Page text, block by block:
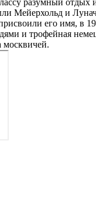
разумный
Мейерхольд и
его имя, в
и трофейная
москвичей.